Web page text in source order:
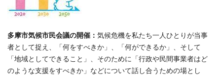
多摩市気候市民会議の開催： 気候危機を私たち一人ひとりが当事
者として捉え、「何をすべきか」、「何ができるか」、そして
「地域としてできること」、そのために「行政や民間事業者はど
のような支援をすべきか」などについて話し合うための場とし